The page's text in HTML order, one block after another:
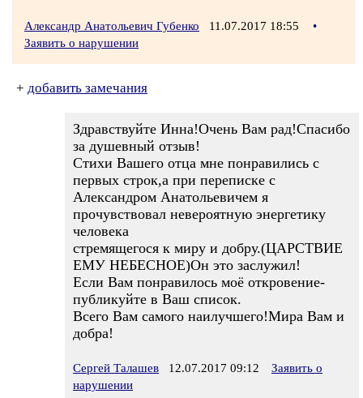
Александр Анатольевич Губенко 11.07.2017 18:55
•
Заявить о нарушении
+ добавить замечания
Здравствуйте Инна!Очень Вам рад!Спасибо
за душевный отзыв!
Стихи Вашего отца мне понравились с
первых строк,а при переписке с
Александром Анатольевичем я
прочувствовал невероятную энергетику
человека
стремящегося к миру и добру.(ЦАРСТВИЕ
ЕМУ НЕБЕСНОЕ)Он это заслужил!
Если Вам понравилось моё откровение-
публикуйте в Ваш список.
Всего Вам самого наилучшего!Мира Вам и
добра!
Сергей Талашев 12.07.2017 09:12
Заявить о
нарушении